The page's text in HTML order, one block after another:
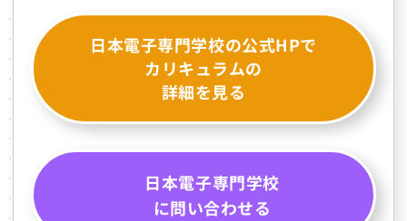
日本電子専門学校の公式HPで
カリキュラムの
詳細を見る
日本電子専門学校
に問い合わせる